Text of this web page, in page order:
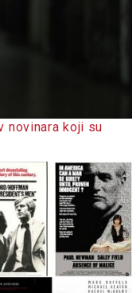
novinara koji su